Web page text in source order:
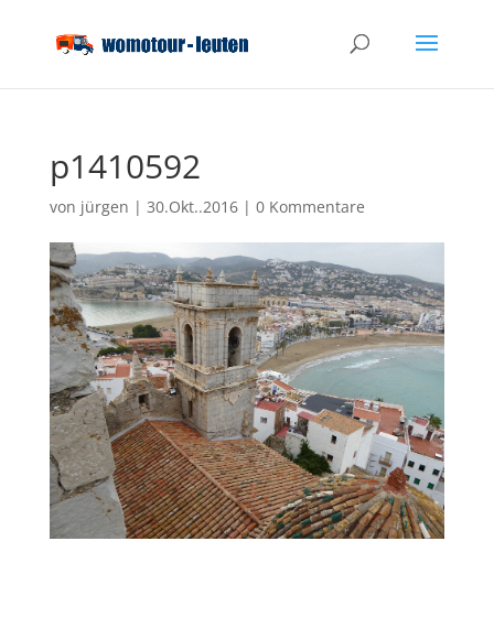
p1410592
von jürgen | 30.Okt..2016| 0 Kommentare